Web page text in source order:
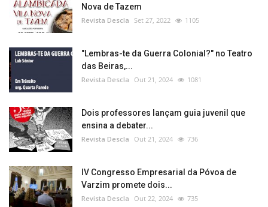
Nova de Tazem
Revista Descla Set 27, 2022 1105
"Lembras-te da Guerra Colonial?" no Teatro
das Beiras,...
Revista Descla Out 21, 2024 1081
Dois professores lançam guia juvenil que
ensina a debater...
Revista Descla Out 21, 2024 736
IV Congresso Empresarial da Póvoa de
Varzim promete dois...
Revista Descla Out 22, 2024 735